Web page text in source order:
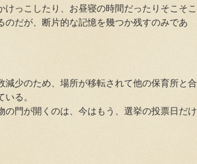
っこしたり、お昼寝の時間だったりそこそこ
のだが、断片的な記憶を幾つか残すのみであ
少のため、場所が移転されて他の保育所と合
る。
門が開くのは、今はもう、選挙の投票日だけ